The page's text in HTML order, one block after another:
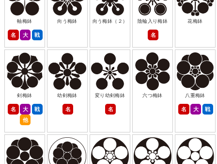
軸梅鉢
名 大 戦
向う梅鉢 向う梅鉢（２） 陰輪入り梅鉢
名
花梅鉢
剣梅鉢
名 大
戦
他
幼剣梅鉢
名
変り幼剣梅鉢
名
六つ梅鉢 八重梅鉢
名 大 戦